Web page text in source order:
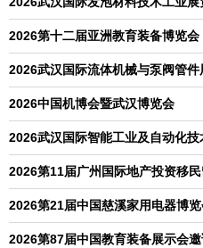
2026第十二届亚洲教育装备博览会
2026武汉国际流体机械与泵阀管
2026中国机博会暨武汉博览会
2026武汉国际智能工业及自动化技
2026第11届广州国际地产投资移
2026第21届中国慈溪家用电器博
2026第87届中国教育装备展示会